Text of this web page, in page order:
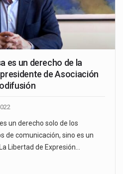
es un derecho de la
de Asociación
un derecho solo de los
de comunicación, sino es un
Libertad de Expresión…